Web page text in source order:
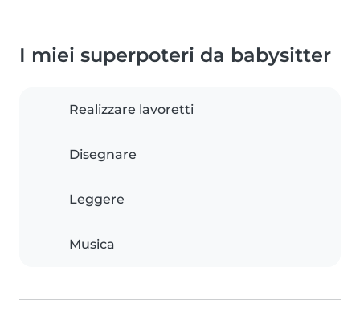
I miei superpoteri da babysitter
Realizzare lavoretti
Disegnare
Leggere
Musica